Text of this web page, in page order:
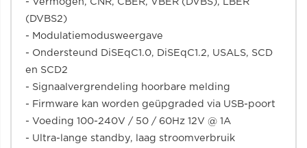
(DVBS2)
- Modulatiemodusweergave
- Ondersteund DiSEqC1.0, DiSEqC1.2, USALS, SCD
en SCD2
- Signaalvergrendeling hoorbare melding
- Firmware kan worden geüpgraded via USB-poort
- Voeding 100-240V / 50 / 60Hz 12V @ 1A
- Ultra-lange standby, laag stroomverbruik